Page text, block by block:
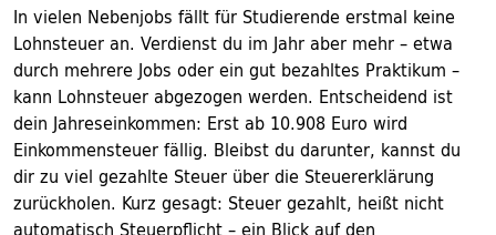
In vielen Nebenjobs fällt für Studierende erstmal keine
Lohnsteuer an. Verdienst du im Jahr aber mehr – etwa
durch mehrere Jobs oder ein gut bezahltes Praktikum –
kann Lohnsteuer abgezogen werden. Entscheidend ist
dein Jahreseinkommen: Erst ab 10.908 Euro wird
Einkommensteuer fällig. Bleibst du darunter, kannst du
dir zu viel gezahlte Steuer über die Steuererklärung
zurückholen. Kurz gesagt: Steuer gezahlt, heißt nicht